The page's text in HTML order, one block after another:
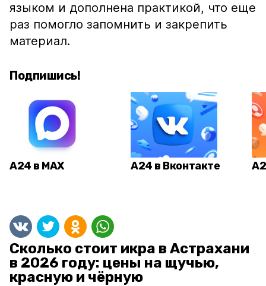
языком и дополнена практикой, что еще
раз помогло запомнить и закрепить
материал.
Подпишись!
А24 в MAX А24 в Вконтакте
Сколько стоит икра в Астрахани
в 2026 году: цены на щучью,
красную и чёрную